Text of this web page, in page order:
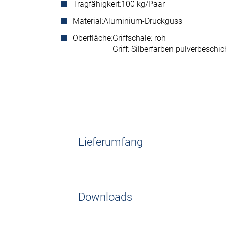
Tragfähigkeit:100 kg/Paar
Material:Aluminium-Druckguss
Oberfläche:Griffschale: roh
Griff: Silberfarben
Lieferumfang
Downloads